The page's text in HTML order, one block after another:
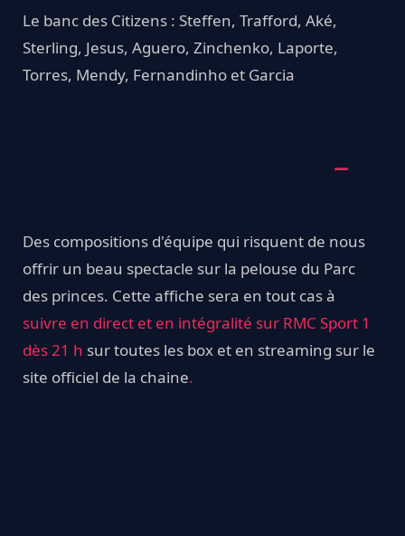
Le banc des Citizens : Steffen, Trafford, Aké,
Sterling, Jesus, Aguero, Zinchenko, Laporte,
Torres, Mendy, Fernandinho et Garcia
Des compositions d'équipe qui risquent de nous
offrir un beau spectacle sur la pelouse du Parc
des princes. Cette affiche sera en tout cas à
suivre en direct et en intégralité sur RMC Sport 1
dès 21 h sur toutes les box et en streaming sur le
site officiel de la chaine.